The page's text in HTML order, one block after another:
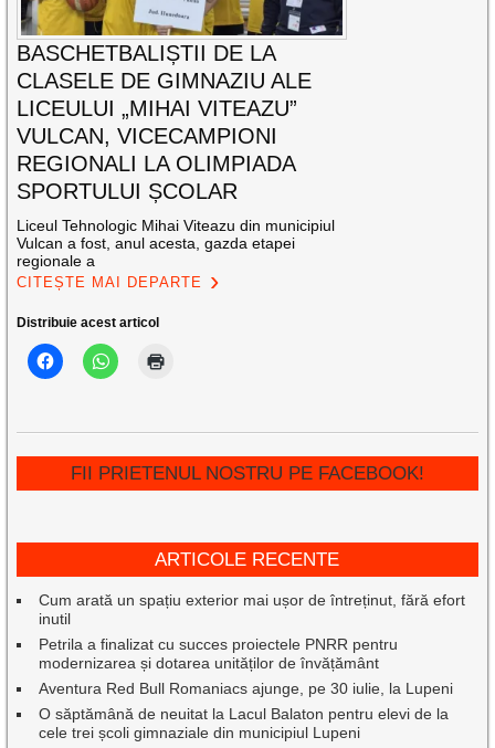
BASCHETBALIȘTII DE LA
CLASELE DE GIMNAZIU ALE
LICEULUI „MIHAI VITEAZU”
VULCAN, VICECAMPIONI
REGIONALI LA OLIMPIADA
SPORTULUI ȘCOLAR
Liceul Tehnologic Mihai Viteazu din municipiul
Vulcan a fost, anul acesta, gazda etapei
regionale a
CITEȘTE MAI DEPARTE
Distribuie acest articol
FII PRIETENUL NOSTRU PE FACEBOOK!
ARTICOLE RECENTE
Cum arată un spațiu exterior mai ușor de întreținut, fără efort
inutil
Petrila a finalizat cu succes proiectele PNRR pentru
modernizarea și dotarea unităților de învățământ
Aventura Red Bull Romaniacs ajunge, pe 30 iulie, la Lupeni
O săptămână de neuitat la Lacul Balaton pentru elevi de la
cele trei școli gimnaziale din municipiul Lupeni